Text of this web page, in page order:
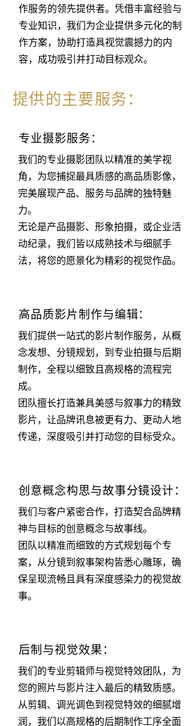
作服务的领先提供者。凭借丰富经验与
专业知识，我们为企业提供多元化的制
作方案，协助打造具视觉震撼力的内
容，成功吸引并打动目标观众。
提供的主要服务：
专业摄影服务：
我们的专业摄影团队以精准的美学视
角，为您捕捉最具质感的高品质影像，
完美展现产品、服务与品牌的独特魅
力。
无论是产品摄影、形象拍摄，或企业活
动纪录，我们皆以成熟技术与细腻手
法，将您的愿景化为精彩的视觉作品。
高品质影片制作与编辑：
我们提供一站式的影片制作服务，从概
念发想、分镜规划，到专业拍摄与后期
制作，全程以细致且高规格的流程完
成。
团队擅长打造兼具美感与叙事力的精致
影片，让品牌讯息被更有力、更动人地
传递，深度吸引并打动您的目标受众。
创意概念构思与故事分镜设计：
我们与客户紧密合作，打造契合品牌精
神与目标的创意概念与故事线。
团队以精准而细致的方式规划每个专
案，从分镜到叙事架构皆悉心雕琢，确
保呈现流畅且具有深度感染力的视觉故
事。
后制与视觉效果：
我们的专业剪辑师与视觉特效团队，为
您的照片与影片注入最后的精致质感。
从剪辑、调光调色到视觉特效的细腻增
润，我们以高规格的后期制作工序全面